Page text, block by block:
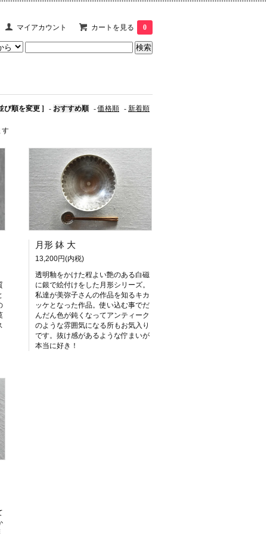
マイアカウント カートを見る 0
び順を変更 ] - おすすめ順 -価格順 - 新着順
す
月形 鉢 大
13,200円(内税)
透明釉をかけた程よい艶のある白磁
に銀で絵付けをした月形シリーズ。
私達が美弥子さんの作品を知るキカ
ッケとなった作品。使い込む事でだ
んだん色が鈍くなってアンティーク
のような雰囲気になる所もお気入り
です。抜け感があるような佇まいが
本当に好き！